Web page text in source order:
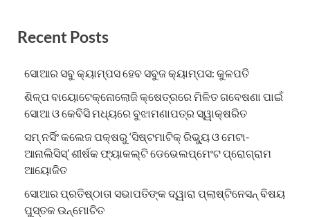
Recent Posts
ସୋଆର ସବୁ କ୍ୟାମ୍ପସ ହେବ ସବୁଜ କ୍ୟାମ୍ପସ: କୁଳପତି
ଶିଳ୍ପ ବାୟୋଟେକ୍ନୋଲୋଜି କ୍ଷେତ୍ରରେ ମିଳିତ ଗବେଷଣା ପାଇଁ
ସୋଆ ଓ କେବିସି ମଧ୍ୟରେ ବୁଝାମଣାପତ୍ର ସ୍ୱାକ୍ଷରିତ
ସମ୍ ନର୍ସିଂ କଲେଜ ପକ୍ଷରୁ ‘ସିଷ୍ଟମାଟିକ୍ ରିଭ୍ୟୁ ଓ ମେଟା-
ଆନାଲିସିସ୍‌’ ଶୀର୍ଷକ ଫ୍ୟାକଲ୍ଟି ଡେଭେଲପ୍‌ମେଂଟ ପ୍ରୋଗ୍ରାମ
ଆୟୋଜିତ
ସୋଆର ପ୍ରତିଷ୍ଠାତା ସଭାପତିଙ୍କ ଦ୍ୱାରା ପ୍ଲାଷ୍ଟିନେସନ୍ ବିଷୟ
ପୁସ୍ତକ ଉନ୍ମୋଚିତ